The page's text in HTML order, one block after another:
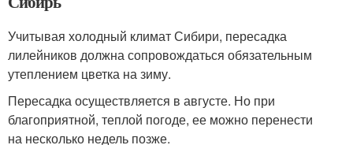
Учитывая холодный климат Сибири, пересадка
лилейников должна сопровождаться обязательным
утеплением цветка на зиму.
Пересадка осуществляется в августе. Но при
благоприятной, теплой погоде, ее можно перенести
на несколько недель позже.